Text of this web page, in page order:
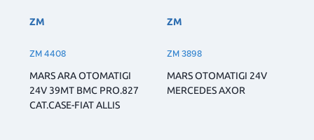
ZM
ZM 4408
MARS ARA OTOMATIGI
24V 39MT BMC PRO.827
CAT.CASE-FIAT ALLIS
ZM
ZM 3898
MARS OTOMATIGI 24V
MERCEDES AXOR